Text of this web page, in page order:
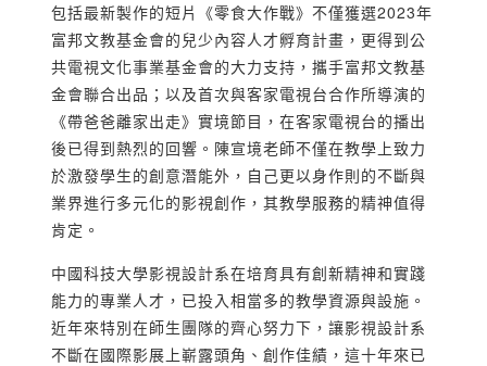
包括最新製作的短片《零食大作戰》不僅獲選2023年
富邦文教基金會的兒少內容人才孵育計畫，更得到公
共電視文化事業基金會的大力支持，攜手富邦文教基
金會聯合出品；以及首次與客家電視台合作所導演的
《帶爸爸離家出走》實境節目，在客家電視台的播出
後已得到熱烈的回響。陳宣境老師不僅在教學上致力
於激發學生的創意潛能外，自己更以身作則的不斷與
業界進行多元化的影視創作，其教學服務的精神值得
肯定。
中國科技大學影視設計系在培育具有創新精神和實踐
能力的專業人才，已投入相當多的教學資源與設施。
近年來特別在師生團隊的齊心努力下，讓影視設計系
不斷在國際影展上嶄露頭角、創作佳績，這十年來已